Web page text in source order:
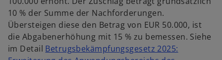
10 % der Summe der Nachforderungen.
Übersteigen diese den Betrag von EUR 50.000, ist
die Abgabenerhöhung mit 15 % zu bemessen. Siehe
im Detail Betrugsbekämpfungsgesetz 2025: